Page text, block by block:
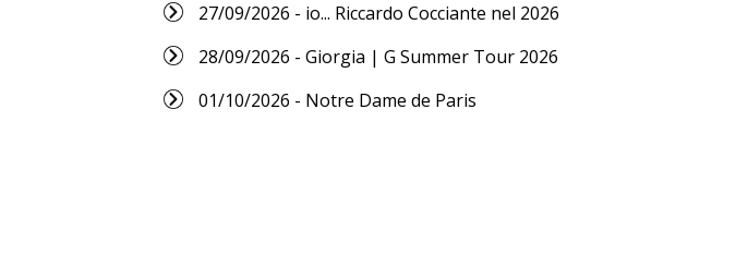
27/09/2026 - io... Riccardo Cocciante nel 2026
28/09/2026 - Giorgia | G Summer Tour 2026
01/10/2026 - Notre Dame de Paris